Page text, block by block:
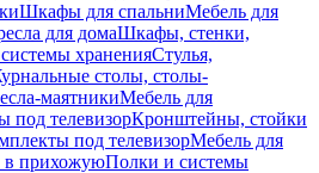
Шкафы для спальниМебель для
для домаШкафы, стенки,
храненияСтулья,
столы, столы-
маятникиМебель для
под телевизорКронштейны, стойки
под телевизорМебель для
в прихожуюПолки и системы